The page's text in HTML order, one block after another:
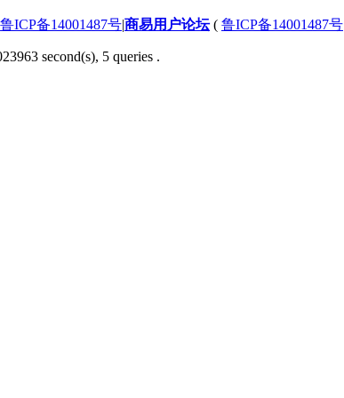
鲁ICP备14001487号|商易用户论坛( 鲁ICP备14001487号
second(s), 5 queries .